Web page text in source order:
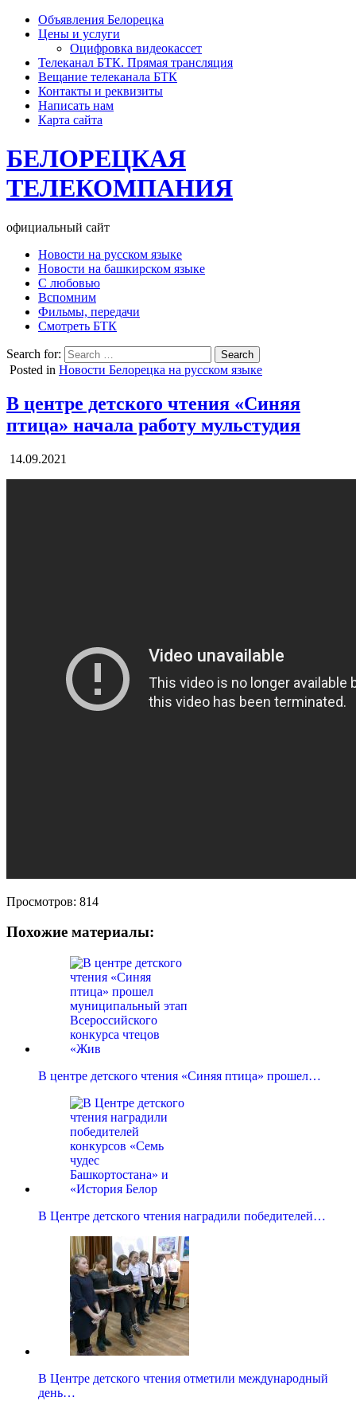
Объявления Белорецка
Цены и услуги
Оцифровка видеокассет
Телеканал БТК. Прямая трансляция
Вещание телеканала БТК
Контакты и реквизиты
Написать нам
Карта сайта
БЕЛОРЕЦКАЯ
ТЕЛЕКОМПАНИЯ
официальный сайт
Новости на русском языке
Новости на башкирском языке
С любовью
Вспомним
Фильмы, передачи
Смотреть БТК
Search for:
Posted in Новости Белорецка на русском языке
В центре детского чтения «Синяя
птица» начала работу мульстудия
14.09.2021
Просмотров: 814
Похожие материалы:
В центре детского чтения «Синяя птица» прошел…
В Центре детского чтения наградили победителей…
В Центре детского чтения отметили международный
день…